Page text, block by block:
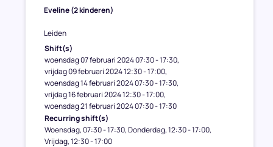
Eveline(2 kinderen)
Leiden
Shift(s)
woensdag 07 februari 2024 07:30 - 17:30
vrijdag 09 februari 2024 12:30 - 17:00
woensdag 14 februari 2024 07:30 - 17:30
vrijdag 16 februari 2024 12:30 - 17:00
woensdag 21 februari 2024 07:30 - 17:30
Recurring shift(s)
Woensdag, 07:30 - 17:30 Donderdag, 12:30 - 17:00
Vrijdag, 12:30 - 17:00